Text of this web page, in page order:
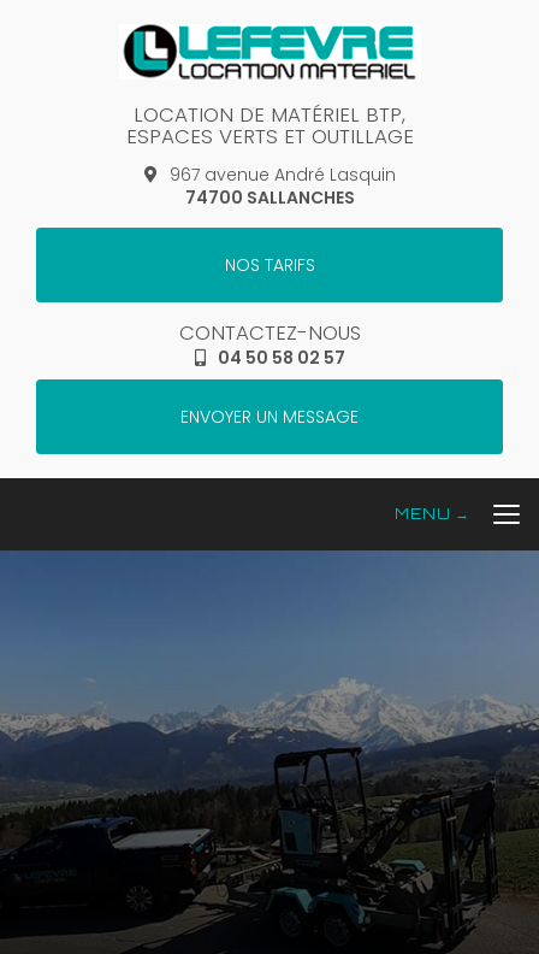
LOCATION DE MATÉRIEL BTP,
ESPACES VERTS ET OUTILLAGE
967 avenue André Lasquin
74700 SALLANCHES
NOS TARIFS
CONTACTEZ-NOUS
04 50 58 02 57
ENVOYER UN MESSAGE